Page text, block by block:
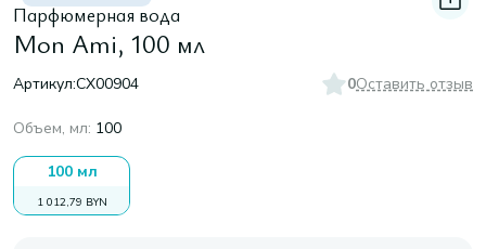
Парфюмерная вода
Mon Ami, 100 мл
Артикул:CX00904 0Оставить отзыв
Объем, мл: 100
100 мл
1 012,79 BYN